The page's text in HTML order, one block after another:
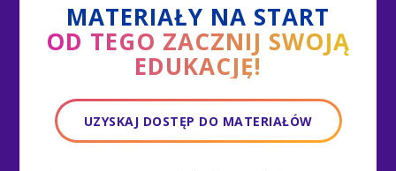
MATERIAŁY NA START
OD TEGO ZACZNIJ SWOJĄ
EDUKACJĘ!
UZYSKAJ DOSTĘP DO MATERIAŁÓW